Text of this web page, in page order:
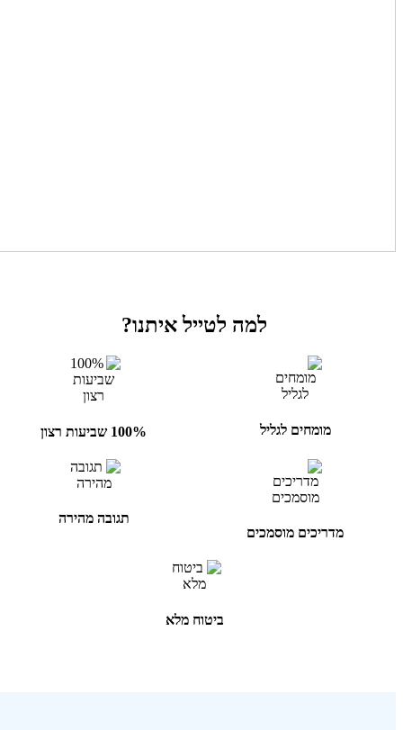
למה לטייל איתנו?
מומחים לגליל 100% שביעות רצון
מדריכים מוסמכים
תגובה מהירה
ביטוח מלא